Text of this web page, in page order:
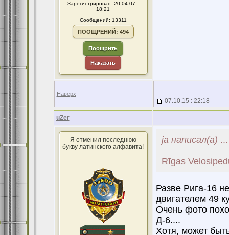
Зарегистрирован: 20.04.07 :
18:21
Сообщений: 13311
ПООЩРЕНИЙ: 494
Поощрить
Наказать
Наверх
07.10.15 : 22:18
uZer
Я отменил последнюю
букву латинского алфавита!
ja написал(а) ...
Rīgas
Разве Рига-16
двигателем 49
Очень фото
Д-6....
Хотя, может